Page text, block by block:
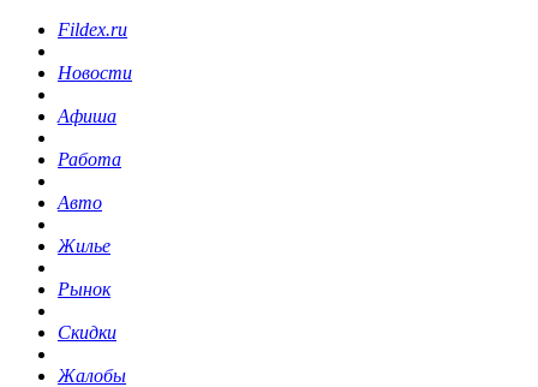
Fildex.ru
Новости
Афиша
Работа
Авто
Жилье
Рынок
Скидки
Жалобы